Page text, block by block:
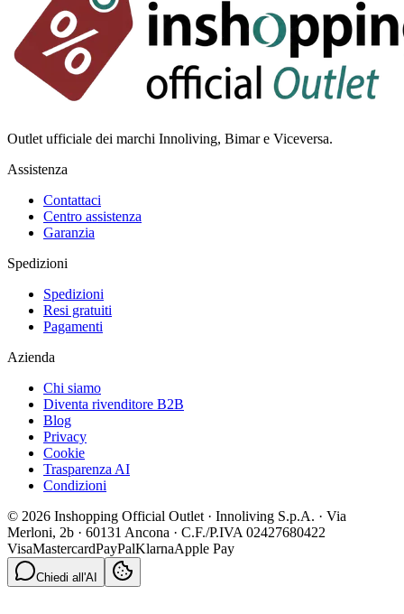
Outlet ufficiale dei marchi Innoliving, Bimar e Viceversa.
Assistenza
Contattaci
Centro assistenza
Garanzia
Spedizioni
Spedizioni
Resi gratuiti
Pagamenti
Azienda
Chi siamo
Diventa rivenditore B2B
Blog
Privacy
Cookie
Trasparenza AI
Condizioni
© 2026 Inshopping Official Outlet · Innoliving S.p.A. · Via
Merloni, 2b · 60131 Ancona · C.F./P.IVA 02427680422
VisaMastercardPayPalKlarnaApple Pay
Chiedi all'AI